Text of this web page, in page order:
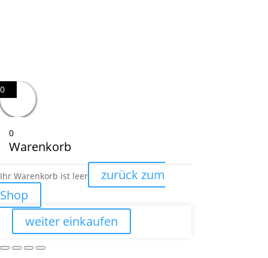
0
0
Warenkorb
Ihr Warenkorb ist leer
zurück zum
Shop
weiter einkaufen